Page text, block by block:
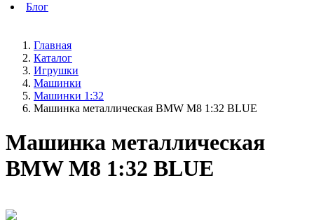
Блог
Главная
Каталог
Игрушки
Машинки
Машинки 1:32
Машинка металлическая BMW M8 1:32 BLUE
Машинка металлическая
BMW M8 1:32 BLUE